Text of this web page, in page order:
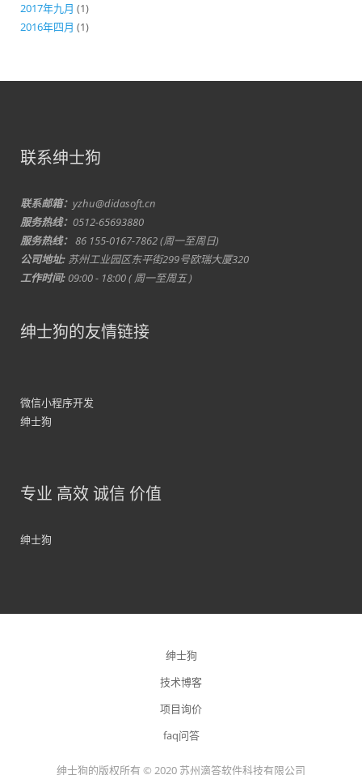
2017年九月 (1)
2016年四月 (1)
联系绅士狗
联系邮箱： yzhu@didasoft.cn
服务热线： 0512-65693880
服务热线： 86 155-0167-7862 (周一至周日)
公司地址: 苏州工业园区东平街299号欧瑞大厦320
工作时间: 09:00 - 18:00 ( 周一至周五 )
绅士狗的友情链接
微信小程序开发
绅士狗
专业 高效 诚信 价值
绅士狗
绅士狗
技术博客
项目询价
faq问答
绅士狗的版权所有 © 2020 苏州滴答软件科技有限公司